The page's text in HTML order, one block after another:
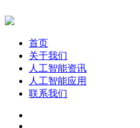
首页
关于我们
人工智能资讯
人工智能应用
联系我们